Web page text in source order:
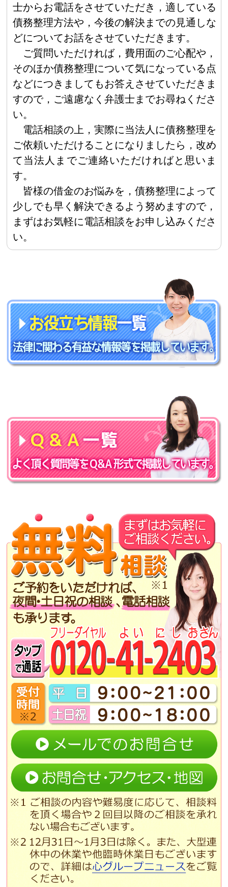
士からお電話をさせていただき，適している
債務整理方法や，今後の解決までの見通しな
どについてお話をさせていただきます。
ご質問いただければ，費用面のご心配や，
そのほか債務整理について気になっている点
などにつきましてもお答えさせていただきま
すので，ご遠慮なく弁護士までお尋ねくださ
い。
電話相談の上，実際に当法人に債務整理を
ご依頼いただけることになりましたら，改め
て当法人までご連絡いただければと思いま
す。
皆様の借金のお悩みを，債務整理によって
少しでも早く解決できるよう努めますので，
まずはお気軽に電話相談をお申し込みくださ
い。